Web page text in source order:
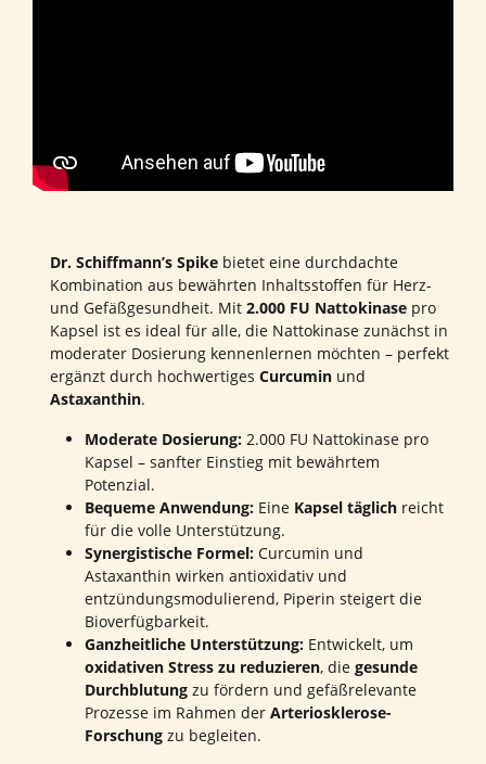
Dr. Schiffmann’s Spike bietet eine durchdachte
Kombination aus bewährten Inhaltsstoffen für Herz-
und Gefäßgesundheit. Mit 2.000 FU Nattokinase pro
Kapsel ist es ideal für alle, die Nattokinase zunächst in
moderater Dosierung kennenlernen möchten – perfekt
ergänzt durch hochwertiges Curcumin und
Astaxanthin.
Moderate Dosierung: 2.000 FU Nattokinase pro
Kapsel – sanfter Einstieg mit bewährtem
Potenzial.
Bequeme Anwendung: Eine Kapsel täglich reicht
für die volle Unterstützung.
Synergistische Formel: Curcumin und
Astaxanthin wirken antioxidativ und
entzündungsmodulierend, Piperin steigert die
Bioverfügbarkeit.
Ganzheitliche Unterstützung: Entwickelt, um
oxidativen Stress zu reduzieren, die gesunde
Durchblutung zu fördern und gefäßrelevante
Prozesse im Rahmen der Arteriosklerose-
Forschung zu begleiten.